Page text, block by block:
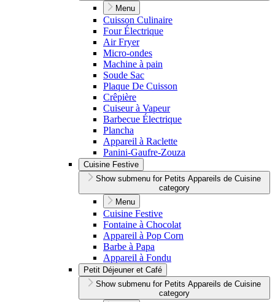
Menu
Cuisson Culinaire
Four Électrique
Air Fryer
Micro-ondes
Machine à pain
Soude Sac
Plaque De Cuisson
Crêpière
Cuiseur à Vapeur
Barbecue Électrique
Plancha
Appareil à Raclette
Panini-Gaufre-Zouza
Cuisine Festive
Show submenu for Petits Appareils de Cuisine
category
Menu
Cuisine Festive
Fontaine à Chocolat
Appareil à Pop Corn
Barbe à Papa
Appareil à Fondu
Petit Déjeuner et Café
Show submenu for Petits Appareils de Cuisine
category